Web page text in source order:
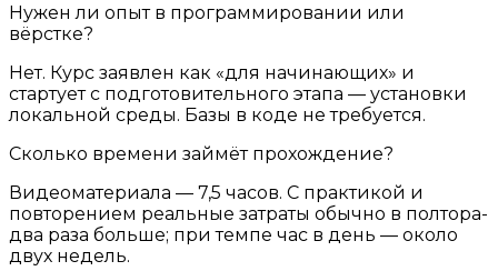
Нужен ли опыт в программировании или
вёрстке?
Нет. Курс заявлен как «для начинающих» и
стартует с подготовительного этапа — установки
локальной среды. Базы в коде не требуется.
Сколько времени займёт прохождение?
Видеоматериала — 7,5 часов. С практикой и
повторением реальные затраты обычно в полтора-
два раза больше; при темпе час в день — около
двух недель.